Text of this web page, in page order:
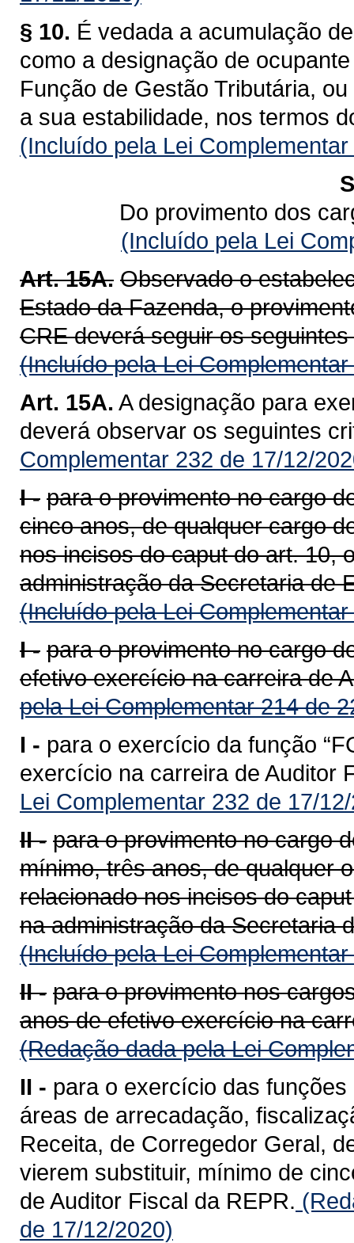
§ 10. É vedada a acumulação
como a designação de
Função de Gestão Tributária,
a sua estabilidade, nos termos
(Incluído pela Lei
Do provimento dos
(Incluído pela Lei
Art. 15A. Observado o
Estado da Fazenda, o
CRE deverá seguir os
(Incluído pela Lei
Art. 15A. A designação para
deverá observar os seguintes
Complementar 232 de 17/12/
I - para o provimento no cargo
cinco anos, de qualquer cargo
nos incisos do caput do art. 10,
administração da Secretaria de
(Incluído pela Lei
I - para o provimento no cargo
efetivo exercício na carreira de
pela Lei Complementar 214 de
I - para o exercício da função
exercício na carreira de Auditor
Lei Complementar 232 de 17/
II - para o provimento no cargo
mínimo, três anos, de qualquer
relacionado nos incisos do
na administração da Secretaria
(Incluído pela Lei
II - para o provimento nos
anos de efetivo exercício na
(Redação dada pela Lei
II - para o exercício das
áreas de arrecadação,
Receita, de Corregedor Geral,
vierem substituir, mínimo de
de Auditor Fiscal da REPR.
de 17/12/2020)